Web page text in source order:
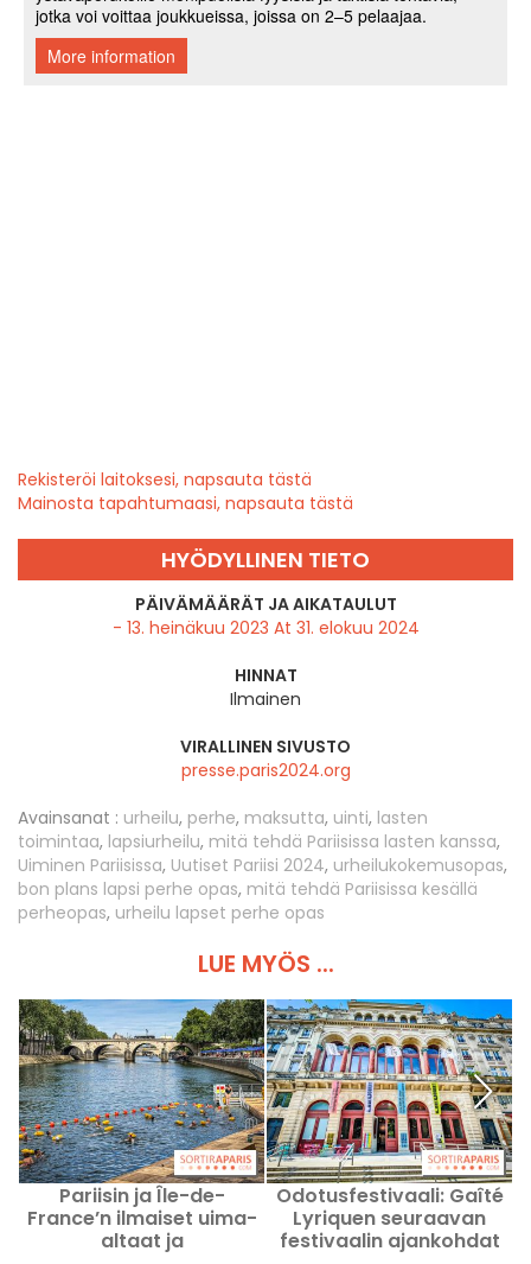
Rekisteröi laitoksesi, napsauta tästä
Mainosta tapahtumaasi, napsauta tästä
HYÖDYLLINEN TIETO
PÄIVÄMÄÄRÄT JA AIKATAULUT
- 13. heinäkuu 2023 At 31. elokuu 2024
HINNAT
Ilmainen
VIRALLINEN SIVUSTO
presse.paris2024.org
Avainsanat : urheilu, perhe, maksutta, uinti, lasten
toimintaa, lapsiurheilu, mitä tehdä Pariisissa lasten kanssa,
Uiminen Pariisissa, Uutiset Pariisi 2024, urheilukokemusopas,
bon plans lapsi perhe opas, mitä tehdä Pariisissa kesällä
perheopas, urheilu lapset perhe opas
LUE MYÖS ...
Pariisin ja Île-de-
France’n ilmaiset uima-
altaat ja
Odotusfestivaali: Gaîté
Lyriquen seuraavan
festivaalin ajankohdat